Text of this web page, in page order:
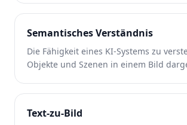
beschriftet werden.
Semantisches Verständnis
Die Fähigkeit eines KI-Systems zu
Objekte und Szenen in einem Bild
Text-zu-Bild